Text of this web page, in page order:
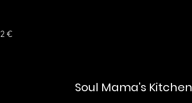
2 €
Soul Mama's Kitchen